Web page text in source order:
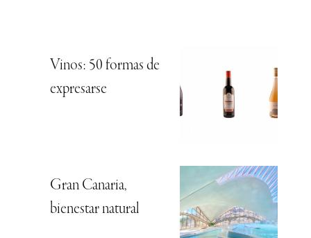
Vinos: 50 formas de
expresarse
Gran Canaria,
bienestar natural